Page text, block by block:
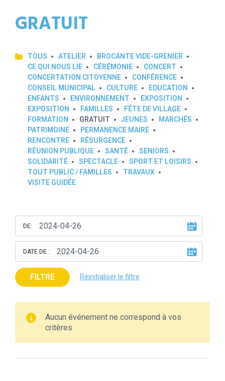
GRATUIT
TOUS ATELIER
BROCANTE VIDE-GRENIER
CE QUI NOUS LIE
CÉRÉMONIE
CONCERT
CONCERTATION CITOYENNE
CONFÉRENCE
CONSEIL MUNICIPAL
CULTURE
EDUCATION
ENFANTS
ENVIRONNEMENT
EXPOSITION
EXPOSITION
FAMILLES
FÊTE DE VILLAGE
FORMATION
GRATUIT JEUNES
MARCHÉS
PATRIMOINE
PERMANENCE MAIRE
RENCONTRE
RÉSURGENCE
RÉUNION PUBLIQUE
SANTÉ
SENIORS
SOLIDARITÉ
SPECTACLE
SPORT ET LOISIRS
TOUT PUBLIC / FAMILLES
TRAVAUX
VISITE GUIDÉE
DE:
DATE DE :
FILTRE Réinitialiser le filtre
Aucun événement ne correspond à vos
critères